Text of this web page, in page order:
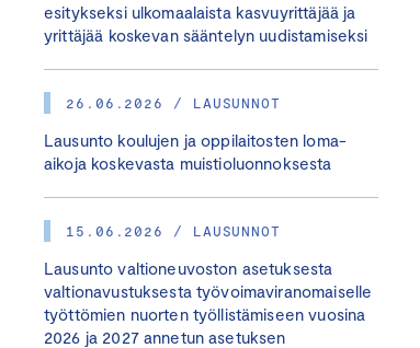
esitykseksi ulkomaalaista kasvuyrittäjää ja
yrittäjää koskevan sääntelyn uudistamiseksi
26.06.2026 / LAUSUNNOT
Lausunto koulujen ja oppilaitosten loma-
aikoja koskevasta muistioluonnoksesta
15.06.2026 / LAUSUNNOT
Lausunto valtioneuvoston asetuksesta
valtionavustuksesta työvoimaviranomaiselle
työttömien nuorten työllistämiseen vuosina
2026 ja 2027 annetun asetuksen